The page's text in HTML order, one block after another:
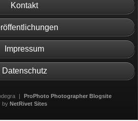
Kontakt
Impressum
Datenschutz
|
ProPhoto Photographer Blogsite
by NetRivet Sites